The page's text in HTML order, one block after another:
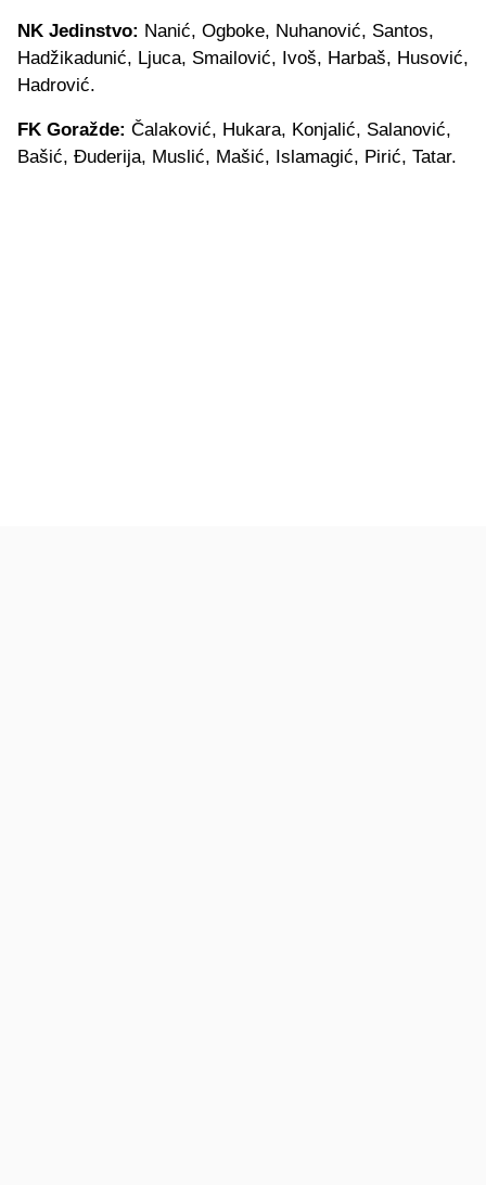
NK Jedinstvo: Nanić, Ogboke, Nuhanović, Santos,
Hadžikadunić, Ljuca, Smailović, Ivoš, Harbaš, Husović,
Hadrović.
FK Goražde: Čalaković, Hukara, Konjalić, Salanović,
Bašić, Đuderija, Muslić, Mašić, Islamagić, Pirić, Tatar.